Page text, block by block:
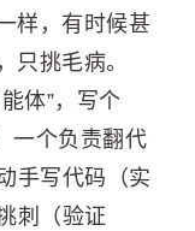
样，有时候甚
只挑毛病。
体”，写个
一个负责翻代
手写代码（实
刺（验证